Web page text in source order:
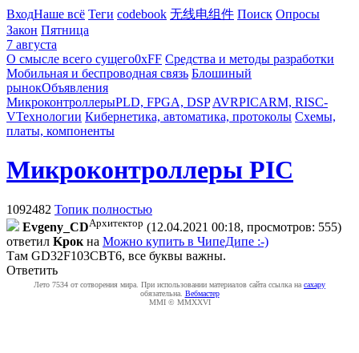
ВходНаше всё Теги codebook 无线电组件 Поиск Опросы
Закон Пятница
7 августа
О смысле всего сущего0xFF Средства и методы разработки
Мобильная и беспроводная связь Блошиный
рынокОбъявления
МикроконтроллерыPLD, FPGA, DSP AVRPICARM, RISC-
VТехнологии Кибернетика, автоматика, протоколы Схемы,
платы, компоненты
Микроконтроллеры PIC
1092482 Топик полностью
Evgeny_CDАрхитектор (12.04.2021 00:18, просмотров: 555)
ответил Kpoк на Можно купить в ЧипеДипе :-)
Там GD32F103CBT6, все буквы важны.
Ответить
Лето 7534 от сотворения мира. При использовании материалов сайта ссылка на caxapу
обязательна. Вебмастер
MMI © MMXXVI